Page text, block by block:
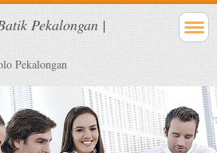
Pekalongan |
Pekalongan